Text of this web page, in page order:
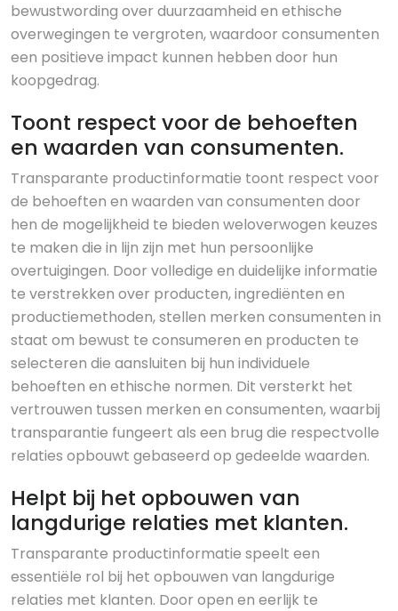
bewustwording over duurzaamheid en ethische
overwegingen te vergroten, waardoor consumenten
een positieve impact kunnen hebben door hun
koopgedrag.
Toont respect voor de behoeften
en waarden van consumenten.
Transparante productinformatie toont respect voor
de behoeften en waarden van consumenten door
hen de mogelijkheid te bieden weloverwogen keuzes
te maken die in lijn zijn met hun persoonlijke
overtuigingen. Door volledige en duidelijke informatie
te verstrekken over producten, ingrediënten en
productiemethoden, stellen merken consumenten in
staat om bewust te consumeren en producten te
selecteren die aansluiten bij hun individuele
behoeften en ethische normen. Dit versterkt het
vertrouwen tussen merken en consumenten, waarbij
transparantie fungeert als een brug die respectvolle
relaties opbouwt gebaseerd op gedeelde waarden.
Helpt bij het opbouwen van
langdurige relaties met klanten.
Transparante productinformatie speelt een
essentiële rol bij het opbouwen van langdurige
relaties met klanten. Door open en eerlijk te